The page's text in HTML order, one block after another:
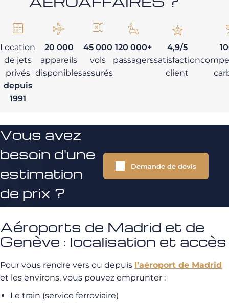
Location
de jets
privés
depuis
1991
20 000
appareils
disponibles
45 000
vols
assurés
120 000+
passagers
4,9/5
satisfaction
client
Vous avez
besoin d'une
estimation
de prix ?
Demande de devis
Aéroports de Madrid et de
Genève : localisation et accès
Pour vous rendre vers ou depuis l’aéroport de Madrid
et les environs, vous pouvez emprunter :
Le train (service ferroviaire)